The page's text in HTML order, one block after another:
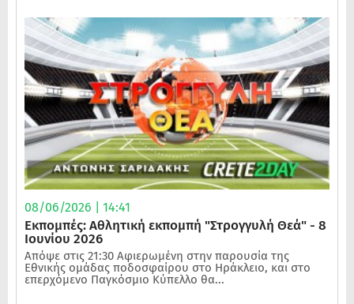
08/06/2026 | 14:41
Εκπομπές: Αθλητική εκπομπή "Στρογγυλή Θεά" - 8
Ιουνίου 2026
Απόψε στις 21:30 Αφιερωμένη στην παρουσία της
Εθνικής ομάδας ποδοσφαίρου στο Ηράκλειο, και στο
επερχόμενο Παγκόσμιο Κύπελλο θα...